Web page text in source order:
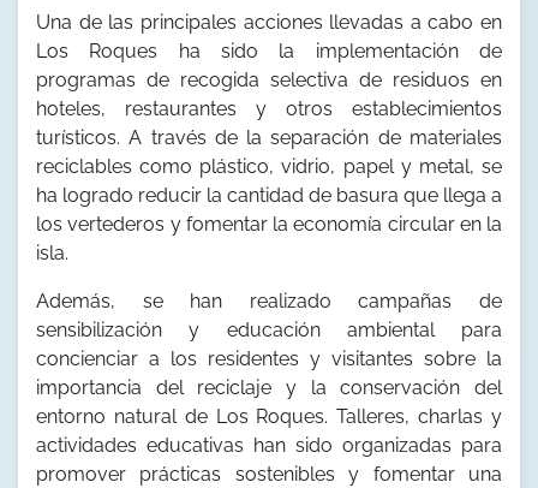
Una de las principales acciones llevadas a cabo en
Los Roques ha sido la implementación de
programas de recogida selectiva de residuos en
hoteles, restaurantes y otros establecimientos
turísticos. A través de la separación de materiales
reciclables como plástico, vidrio, papel y metal, se
ha logrado reducir la cantidad de basura que llega a
los vertederos y fomentar la economía circular en la
isla.
Además, se han realizado campañas de
sensibilización y educación ambiental para
concienciar a los residentes y visitantes sobre la
importancia del reciclaje y la conservación del
entorno natural de Los Roques. Talleres, charlas y
actividades educativas han sido organizadas para
promover prácticas sostenibles y fomentar una